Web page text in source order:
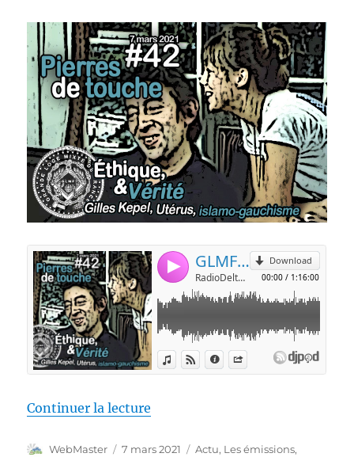
Continuer la lecture
Auteur
WebMaster
Publié
7 mars 2021 Catégories
Actu, Les émissions,